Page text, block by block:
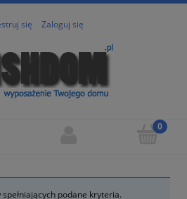
się Zaloguj się
podane kryteria.